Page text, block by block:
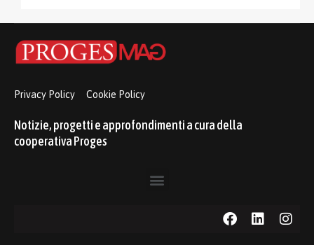
Privacy Policy Cookie Policy
Notizie, progetti e approfondimenti a cura della
cooperativa Proges